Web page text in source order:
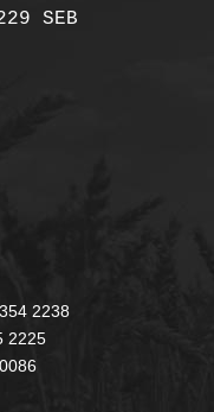
SEB
2238
2225